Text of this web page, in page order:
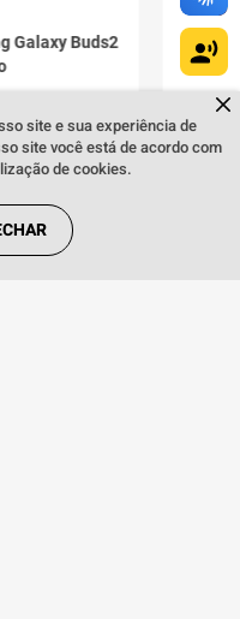
Galaxy Buds2
CHEGAR
Fone
Pro
site e sua experiência de
site você está de acordo com
de cookies.